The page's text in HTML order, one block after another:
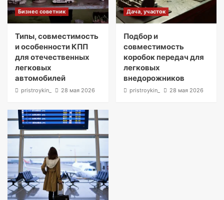
Бизнес советник
Типы, совместимость
и особенности КПП
для отечественных
легковых
автомобилей
pristroykin_ 28 мая 2026
Дача, участок
Подбор и
совместимость
коробок передач для
легковых
внедорожников
pristroykin_ 28 мая 2026